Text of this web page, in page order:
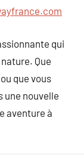
qui
Que
que vous
une nouvelle
aventure à